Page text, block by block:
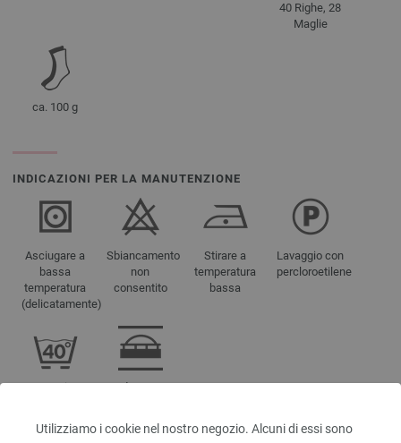
Utilizziamo i cookie nel nostro negozio. Alcuni di essi sono
40 Righe, 28
Maglie
ca. 100 g
INDICAZIONI PER LA MANUTENZIONE
Asciugare a
bassa
temperatura
(delicatamente)
Sbiancamento
non
consentito
Stirare a
temperatura
bassa
Lavaggio con
percloroetilene
Lavaggio a
Adatto per